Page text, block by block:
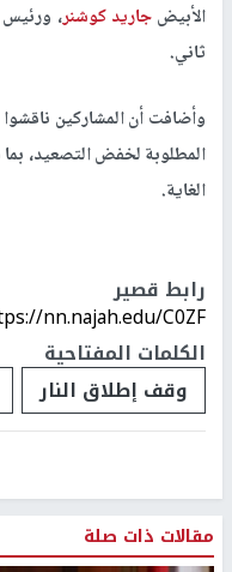
الأبيضجاريد كوشنر، ورئيس
ثاني.
وأضافت أن المشاركين
المطلوبة لخفض التصعيد،
الغاية.
رابط قصير
nn.najah.edu/C0ZF/
الكلمات المفتاحية
وقف إطلاق النار
مقالات ذات صلة